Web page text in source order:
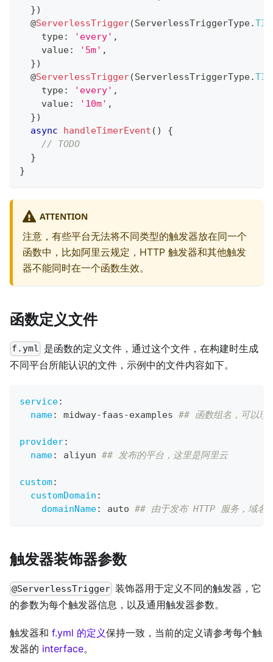
})
@ServerlessTrigger(ServerlessTriggerType.
    type
: 'every' ,
    value
: '5m' ,
})
@ServerlessTrigger(ServerlessTriggerType.
    type
: 'every' ,
    value
: '10m' ,
})
async
handleTimerEvent ( )
{
// TODO
}
}
ATTENTION
注意，有些平台无法将不同类型的触发器放在同一个
函数中，比如阿里云规定，HTTP 触发器和其他触发
器不能同时在一个函数生效。
函数定义文件
f.yml 是函数的定义文件，通过这个文件，在构建时生成
不同平台所能认识的文件，示例中的文件内容如下。
service:
name: midway-faas-examples ## 函数组名，可以理
provider:
name: aliyun ## 发布的平台，这里是阿里云
custom:
customDomain :
domainName: auto ## 由于发布 HTTP 服务，域名
触发器装饰器参数
@ServerlessTrigger 装饰器用于定义不同的触发器，它
的参数为每个触发器信息，以及通用触发器参数。
触发器和 f.yml 的定义保持一致，当前的定义请参考每个触
发器的 interface。